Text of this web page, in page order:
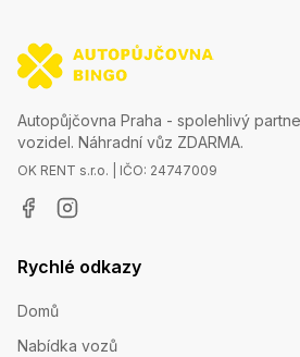
Autopůjčovna Praha - spolehlivý
vozidel. Náhradní vůz ZDARMA.
OK RENT s.r.o. | IČO: 24747009
Rychlé odkazy
Domů
Nabídka vozů